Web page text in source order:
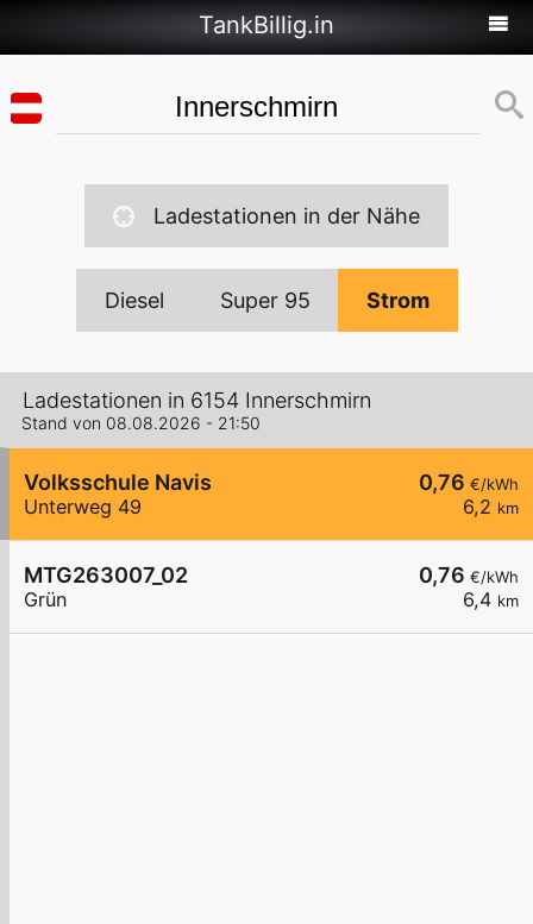
TankBillig.in
Ladestationen in der Nähe
Diesel Super 95 Strom
Ladestationen in 6154 Innerschmirn
Stand von 08.08.2026 - 21:50
0,76 €/kWh
6,2 km
Volksschule Navis
Unterweg 49
0,76 €/kWh
6,4 km
MTG263007_02
Grün